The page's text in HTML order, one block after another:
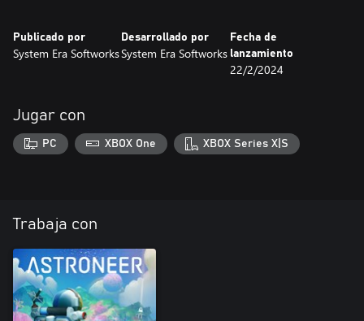
AVISO:
Si compraste anteriormente alguno de los artículos individuales
del lote, recibirás el valor de los mismos en una asignación de
compras de Proveedores EXO. El conjunto Vintage carece de
valor en QBIT.
Publicado por
System Era Softworks
Desarrollado por
System Era Softworks
Fecha de
lanzamiento
22/2/2024
Jugar con
PC XBOX One XBOX Series X|S
Trabaja con